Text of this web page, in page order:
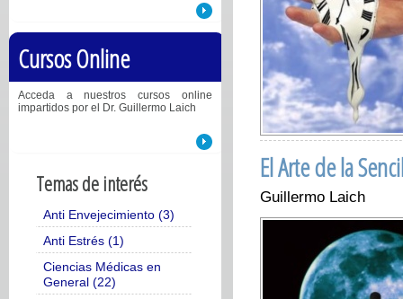
Cursos Online
Acceda a nuestros cursos online
impartidos por el Dr. Guillermo Laich
Temas de interés
Anti Envejecimiento (3)
Anti Estrés (1)
Ciencias Médicas en
General (22)
El Arte de la
Guillermo Laich